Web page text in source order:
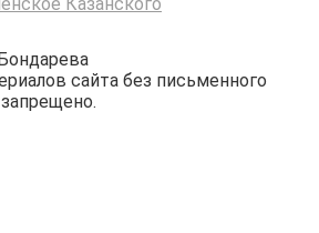
сайта без письменного